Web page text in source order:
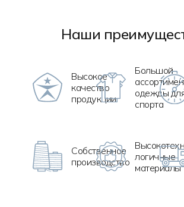
Наши
Высокое
качество
продукции
Большой
одежды
спорта
Собственное
производство логичные
материалы